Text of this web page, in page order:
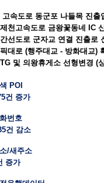
고속도로 동군포 나들목 진출
천고속도로 금왕꽃동네 IC
선도로 군자교 연결 진출로
대로 (행주대교 - 방화대교)
및 의왕휴게소 선형변경 (
POI
건 증가
번호
건 감소
/새주소
증가